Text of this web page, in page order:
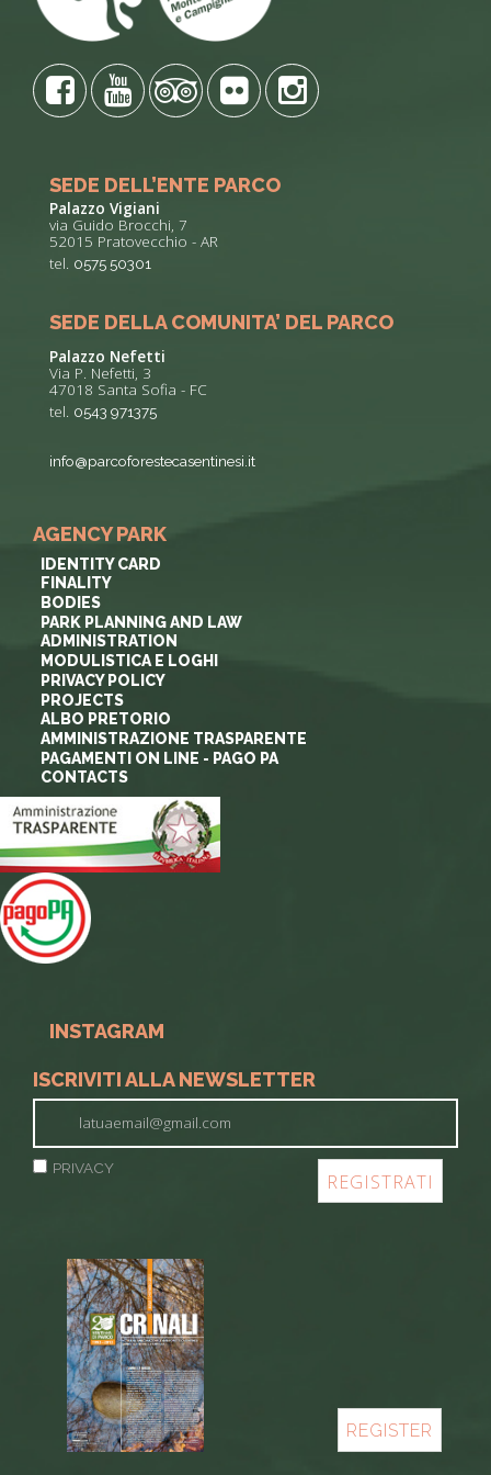
SEDE DELL’ENTE PARCO
Palazzo Vigiani
via Guido Brocchi, 7
52015 Pratovecchio - AR
tel. 0575 50301
SEDE DELLA COMUNITA’ DEL PARCO
Palazzo Nefetti
Via P. Nefetti, 3
47018 Santa Sofia - FC
tel. 0543 971375
info@parcoforestecasentinesi.it
AGENCY PARK
IDENTITY CARD
FINALITY
BODIES
PARK PLANNING AND LAW
ADMINISTRATION
MODULISTICA E LOGHI
PRIVACY POLICY
PROJECTS
ALBO PRETORIO
AMMINISTRAZIONE TRASPARENTE
PAGAMENTI ON LINE - PAGO PA
CONTACTS
INSTAGRAM
ISCRIVITI ALLA NEWSLETTER
PRIVACY
REGISTER